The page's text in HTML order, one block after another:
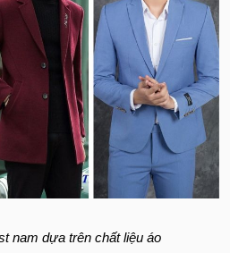
nam dựa trên chất liệu áo